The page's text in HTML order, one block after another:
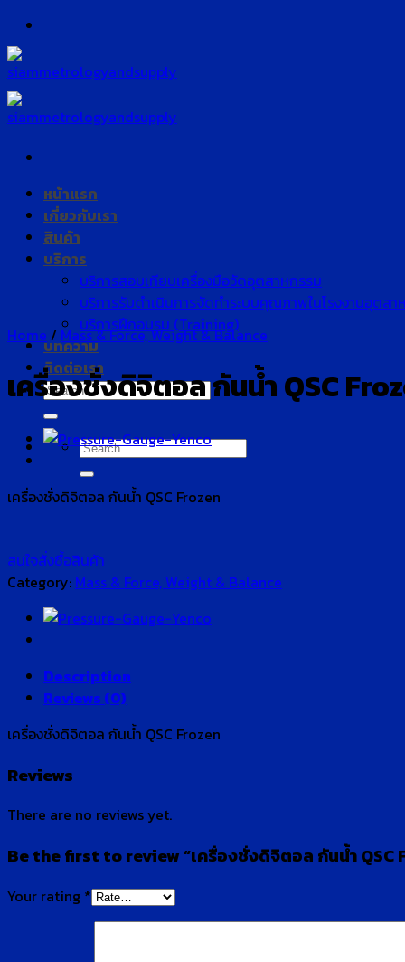
Skip
to
content
หน้าแรก
เกี่ยวกับเรา
สินค้า
บริการ
บริการสอบเทียบเครื่องมือวัดอุตสาหกรรม
บริการรับดำเนินการจัดทำระบบคุณภาพในโรงงานอุตสา
บริการฝึกอบรม (Training)
บทความ
ติดต่อเรา
Search
for:
Search
for:
Home / Mass & Force, Weight & Balance
เครื่องชั่งดิจิตอล กันน้ำ QSC
เครื่องชั่งดิจิตอล กันน้ำ QSC Frozen
สนใจสั่งซื้อสินค้า
Category: Mass & Force, Weight & Balance
Description
Reviews (0)
เครื่องชั่งดิจิตอล กันน้ำ QSC Frozen
Reviews
There are no reviews yet.
Be the first to review “เครื่องชั่งดิจิตอล กันน้ำ QSC
Your rating *